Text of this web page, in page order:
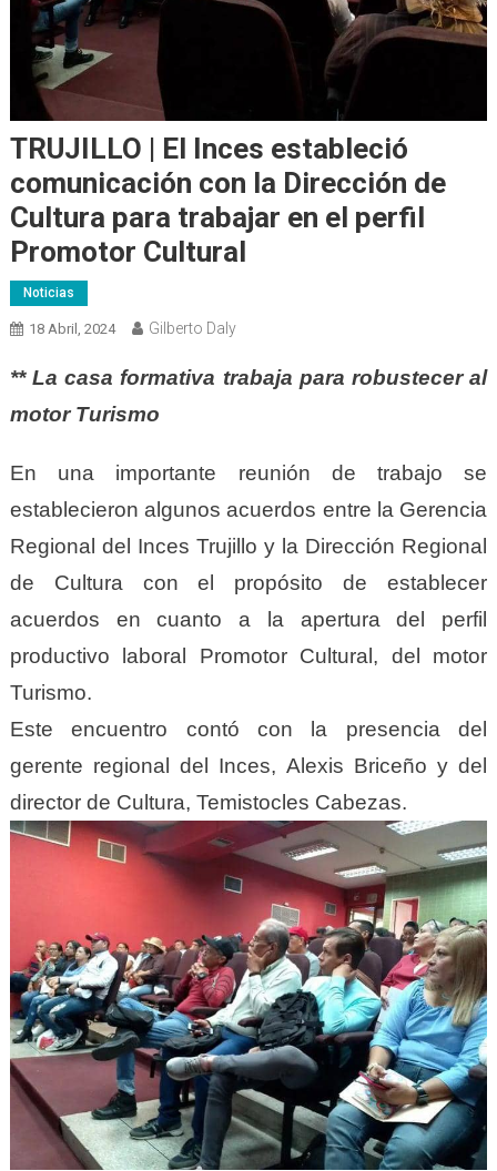
TRUJILLO | El Inces estableció
comunicación con la Dirección de
Cultura para trabajar en el perfil
Promotor Cultural
Noticias
18 Abril, 2024 Gilberto Daly
** La casa formativa trabaja para robustecer al
motor Turismo
En una importante reunión de trabajo se
establecieron algunos acuerdos entre la Gerencia
Regional del Inces Trujillo y la Dirección Regional
de Cultura con el propósito de establecer
acuerdos en cuanto a la apertura del perfil
productivo laboral Promotor Cultural, del motor
Turismo.
Este encuentro contó con la presencia del
gerente regional del Inces, Alexis Briceño y del
director de Cultura, Temistocles Cabezas.